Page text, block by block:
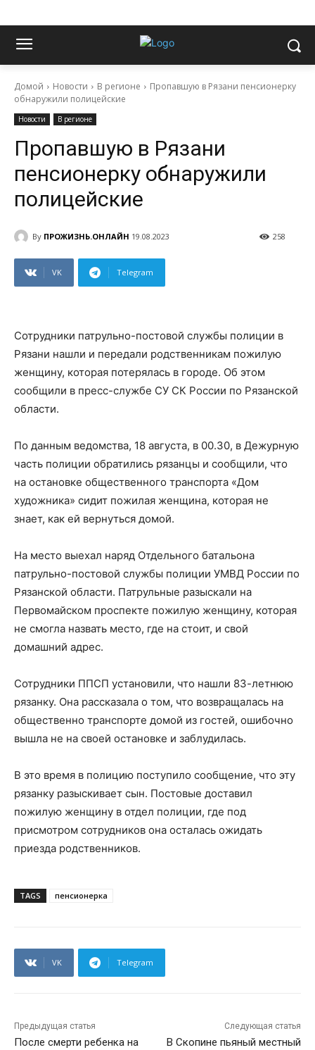
Домой Новости В регионе
Пропавшую в Рязани пенсионерку
обнаружили полицейские
Новости В регионе
Пропавшую в Рязани
пенсионерку обнаружили
полицейские
By ПРОЖИЗНЬ.ОНЛАЙН 19.08.2023 258
VK Telegram
Сотрудники патрульно-постовой службы полиции в
Рязани нашли и передали родственникам пожилую
женщину, которая потерялась в городе. Об этом
сообщили в пресс-службе СУ СК России по Рязанской
области.
По данным ведомства, 18 августа, в 00.30, в Дежурную
часть полиции обратились рязанцы и сообщили, что
на остановке общественного транспорта «Дом
художника» сидит пожилая женщина, которая не
знает, как ей вернуться домой.
На место выехал наряд Отдельного батальона
патрульно-постовой службы полиции УМВД России по
Рязанской области. Патрульные разыскали на
Первомайском проспекте пожилую женщину, которая
не смогла назвать место, где на стоит, и свой
домашний адрес.
Сотрудники ППСП установили, что нашли 83-летнюю
рязанку. Она рассказала о том, что возвращалась на
общественно транспорте домой из гостей, ошибочно
вышла не на своей остановке и заблудилась.
В это время в полицию поступило сообщение, что эту
рязанку разыскивает сын. Постовые доставил
пожилую женщину в отдел полиции, где под
присмотром сотрудников она осталась ожидать
приезда родственников.
TAGS пенсионерка
VK Telegram
Предыдущая статья
После смерти ребенка на
Следующая статья
В Скопине пьяный местный